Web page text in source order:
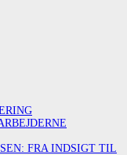
FRA INDSIGT TIL